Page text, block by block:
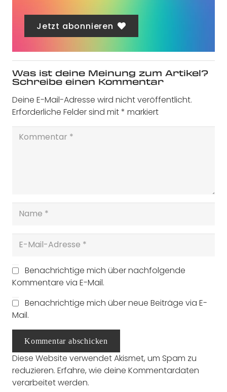
Jetzt abonnieren
Was ist deine Meinung zum Artikel?
Schreibe einen Kommentar
Deine E-Mail-Adresse wird nicht veröffentlicht.
Erforderliche Felder sind mit* markiert
Benachrichtige mich über nachfolgende
Kommentare via E-Mail.
Benachrichtige mich über neue Beiträge via E-
Mail.
Kommentar abschicken
Diese Website verwendet Akismet, um Spam zu
reduzieren. Erfahre, wie deine Kommentardaten
verarbeitet werden.